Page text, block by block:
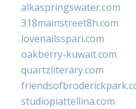
alkaspringswater.com
318mainstreet8h.com
lovenailsspari.com
oakberry-kuwait.com
quartzliterary.com
studiopiattellina.com